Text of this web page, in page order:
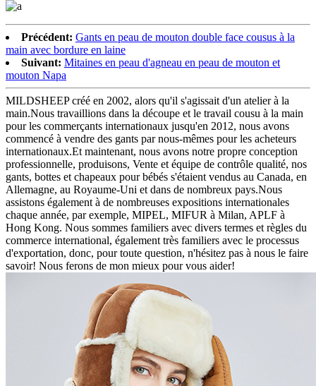
Précédent: Gants en peau de mouton double face cousus à la
main avec bordure en laine
Suivant: Mitaines en peau d'agneau en peau de mouton et
mouton Napa
MILDSHEEP créé en 2002, alors qu'il s'agissait d'un atelier à la
main.Nous travaillions dans la découpe et le travail cousu à la main
pour les commerçants internationaux jusqu'en 2012, nous avons
commencé à vendre des gants par nous-mêmes pour les acheteurs
internationaux.Et maintenant, nous avons notre propre conception
professionnelle, produisons, Vente et équipe de contrôle qualité, nos
gants, bottes et chapeaux pour bébés s'étaient vendus au Canada, en
Allemagne, au Royaume-Uni et dans de nombreux pays.Nous
assistons également à de nombreuses expositions internationales
chaque année, par exemple, MIPEL, MIFUR à Milan, APLF à
Hong Kong. Nous sommes familiers avec divers termes et règles du
commerce international, également très familiers avec le processus
d'exportation, donc, pour toute question, n'hésitez pas à nous le faire
savoir! Nous ferons de mon mieux pour vous aider!